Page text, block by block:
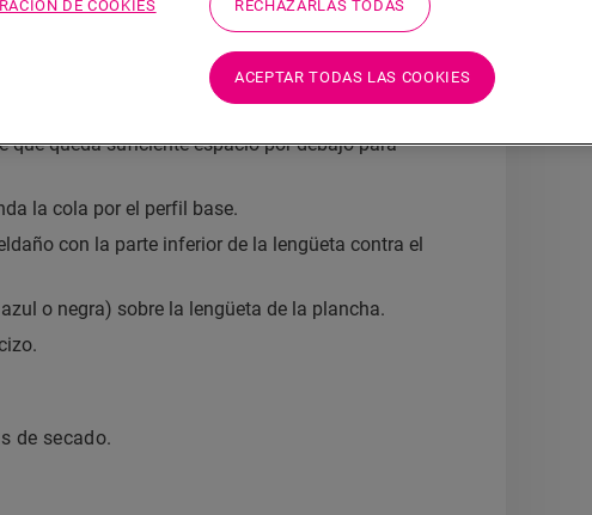
reborde del peldaño.
con
que queda suficiente espacio por debajo para
la cola por el perfil base.
con la parte inferior de la lengüeta contra el
o negra) sobre la lengüeta de la plancha.
de secado.
DE COOKIES RECHAZARLAS TODAS
ACEPTAR TODAS LAS COOKIES